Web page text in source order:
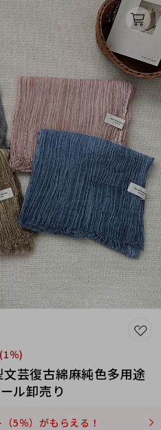
％)
芸復古綿麻純色多用途
ル卸売り
5％）がもらえる！